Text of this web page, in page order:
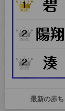
最新の赤